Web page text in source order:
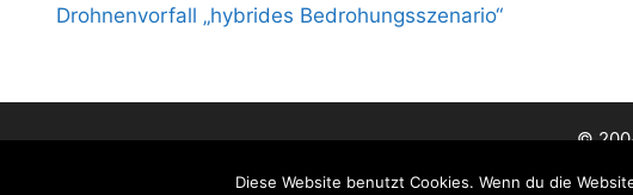
Drohnenvorfall „hybrides Bedrohungsszenario“
©
Diese Website benutzt Cookies. Wenn du die